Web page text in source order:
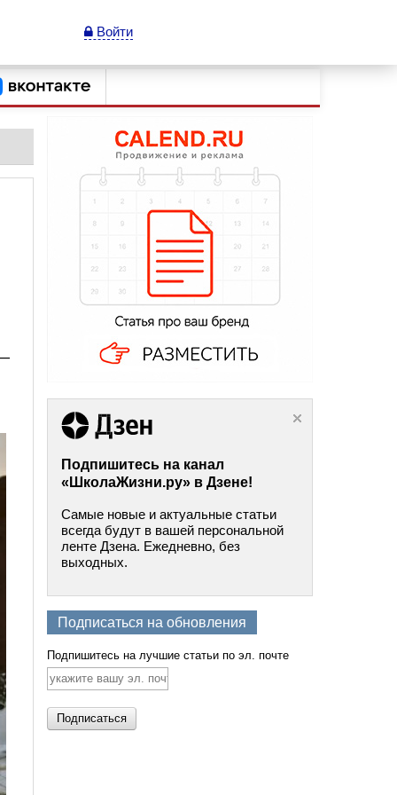
Войти
Подпишитесь на канал
«ШколаЖизни.ру» в Дзене!
Самые новые и актуальные статьи
всегда будут в вашей персональной
ленте Дзена. Ежедневно, без
выходных.
Подписаться на обновления
Подпишитесь на лучшие статьи по эл. почте